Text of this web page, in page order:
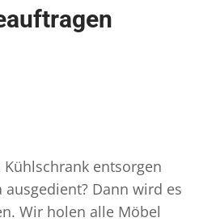
entsorgen
Dann wird es
Wir holen alle Möbel